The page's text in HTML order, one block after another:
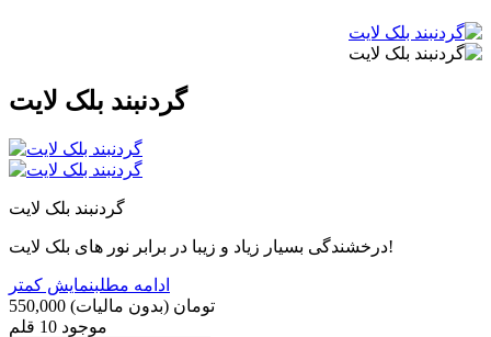
گردنبند بلک لایت
گردنبند بلک لایت
درخشندگی بسیار زیاد و زیبا در برابر نور های بلک لایت!
ادامه مطلبنمایش کمتر
550,000 تومان (بدون مالیات)
موجود 10 قلم